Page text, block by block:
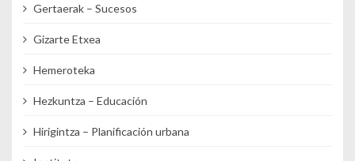
Gertaerak – Sucesos
Gizarte Etxea
Hemeroteka
Hezkuntza – Educación
Hirigintza – Planificación urbana